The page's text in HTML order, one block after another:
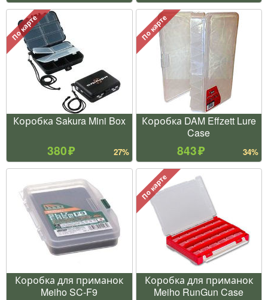
По карте
Коробка Sakura Mini Box
380 27%
По карте
Коробка DAM Effzett Lure
Case
843 34%
Коробка для приманок
Meiho SC-F9
По карте
Коробка для приманок
Meiho RunGun Case